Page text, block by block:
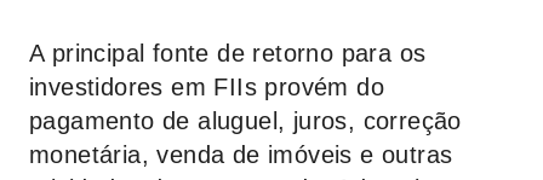
A principal fonte de retorno para os
investidores em FIIs provém do
pagamento de aluguel, juros, correção
monetária, venda de imóveis e outras